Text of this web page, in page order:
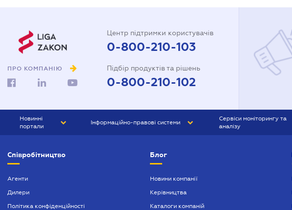
ПРО КОМПАНІЮ
Центр підтримки користувачів
0-800-210-103
Підбір продуктів та рішень
0-800-210-102
Новинні
портали
БІЗНЕС
Інформаційно-правові системи
БУХГАЛТЕР ПРОФ
Сервіси моніторингу та
аналізу
Співробітництво
Агенти
Дилери
Політика конфіденційності
Блог
Новини компанії
Керівництва
Каталоги компаній